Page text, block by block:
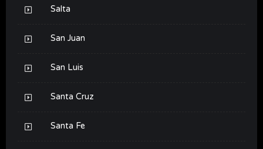
Salta
San Juan
San Luis
Santa Cruz
Santa Fe